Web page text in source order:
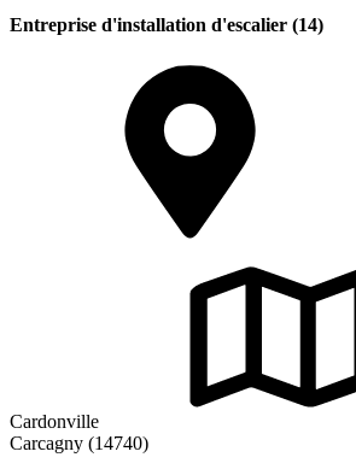
Entreprise d'installation d'escalier (14)
Cardonville
Carcagny (14740)